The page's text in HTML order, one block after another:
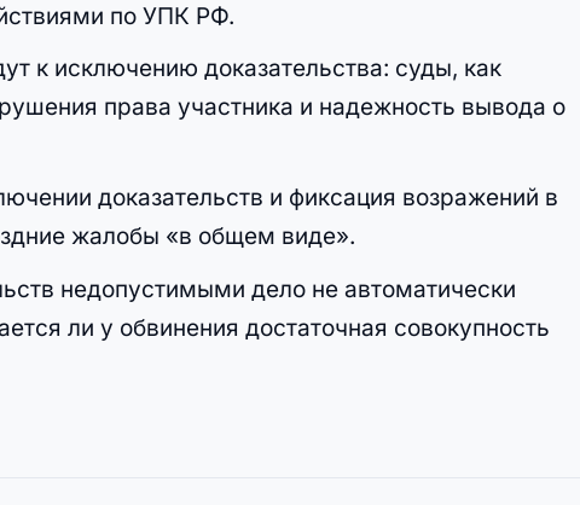
по УПК РФ.
к исключению доказательства: суды, как
права участника и надежность вывода о
доказательств и фиксация возражений в
жалобы «в общем виде».
недопустимыми дело не автоматически
ли у обвинения достаточная совокупность